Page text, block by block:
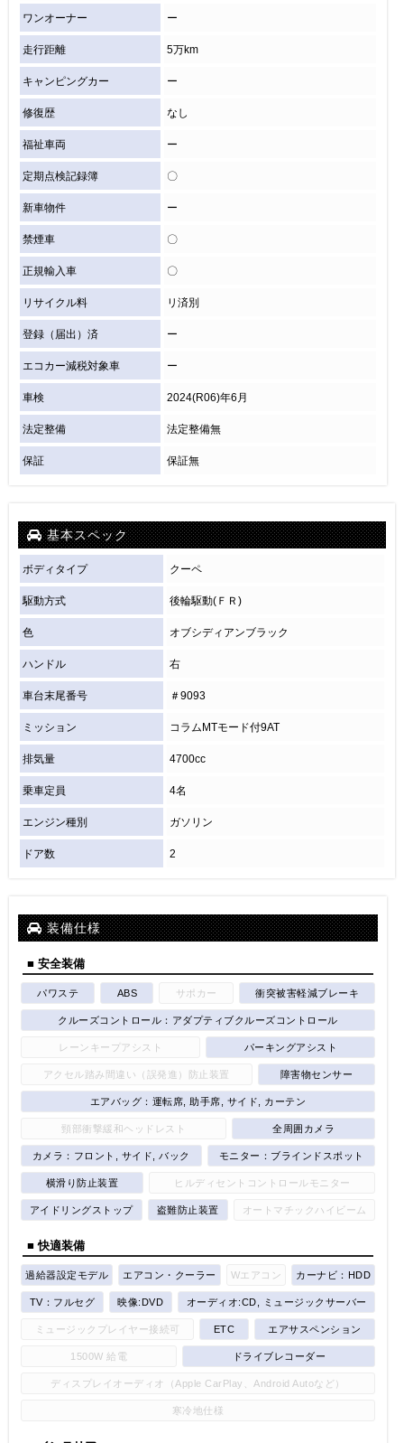
ワンオーナー ー
走行距離 5万km
キャンピングカー ー
修復歴 なし
福祉車両 ー
定期点検記録簿 〇
新車物件 ー
禁煙車 〇
正規輸入車 〇
リサイクル料 リ済別
登録（届出）済 ー
エコカー減税対象車 ー
車検 2024(R06)年6月
法定整備 法定整備無
保証 保証無
基本スペック
ボディタイプ クーペ
駆動方式 後輪駆動(ＦＲ)
色 オブシディアンブラック
ハンドル 右
車台末尾番号 ＃9093
ミッション コラムMTモード付9AT
排気量 4700cc
乗車定員 4名
エンジン種別 ガソリン
ドア数 2
装備仕様
■ 安全装備
パワステ ABS サポカー 衝突被害軽減ブレーキ
クルーズコントロール：アダプティブクルーズコントロール
レーンキープアシスト パーキングアシスト
アクセル踏み間違い（誤発進）防止装置 障害物センサー
エアバッグ：運転席, 助手席, サイド, カーテン
頸部衝撃緩和ヘッドレスト 全周囲カメラ
カメラ：フロント, サイド, バック モニター：ブラインドスポット
横滑り防止装置 ヒルディセントコントロールモニター
アイドリングストップ 盗難防止装置 オートマチックハイビーム
■ 快適装備
過給器設定モデル エアコン・クーラー Wエアコン カーナビ：HDD
TV：フルセグ 映像:DVD オーディオ:CD, ミュージックサーバー
ミュージックプレイヤー接続可 ETC エアサスペンション
1500W 給電 ドライブレコーダー
ディスプレイオーディオ（Apple CarPlay、Android Autoなど）
寒冷地仕様